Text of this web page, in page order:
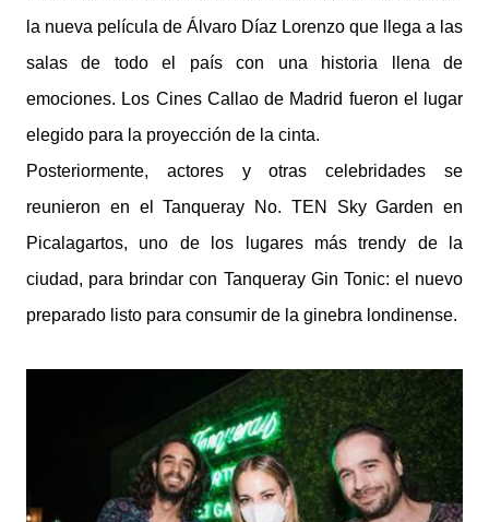
la nueva película de Álvaro Díaz Lorenzo que llega a las
salas de todo el país con una historia llena de
emociones. Los Cines Callao de Madrid fueron el lugar
elegido para la proyección de la cinta.
Posteriormente, actores y otras celebridades se
reunieron en el Tanqueray No. TEN Sky Garden en
Picalagartos, uno de los lugares más trendy de la
ciudad, para brindar con Tanqueray Gin Tonic: el nuevo
preparado listo para consumir de la ginebra londinense.